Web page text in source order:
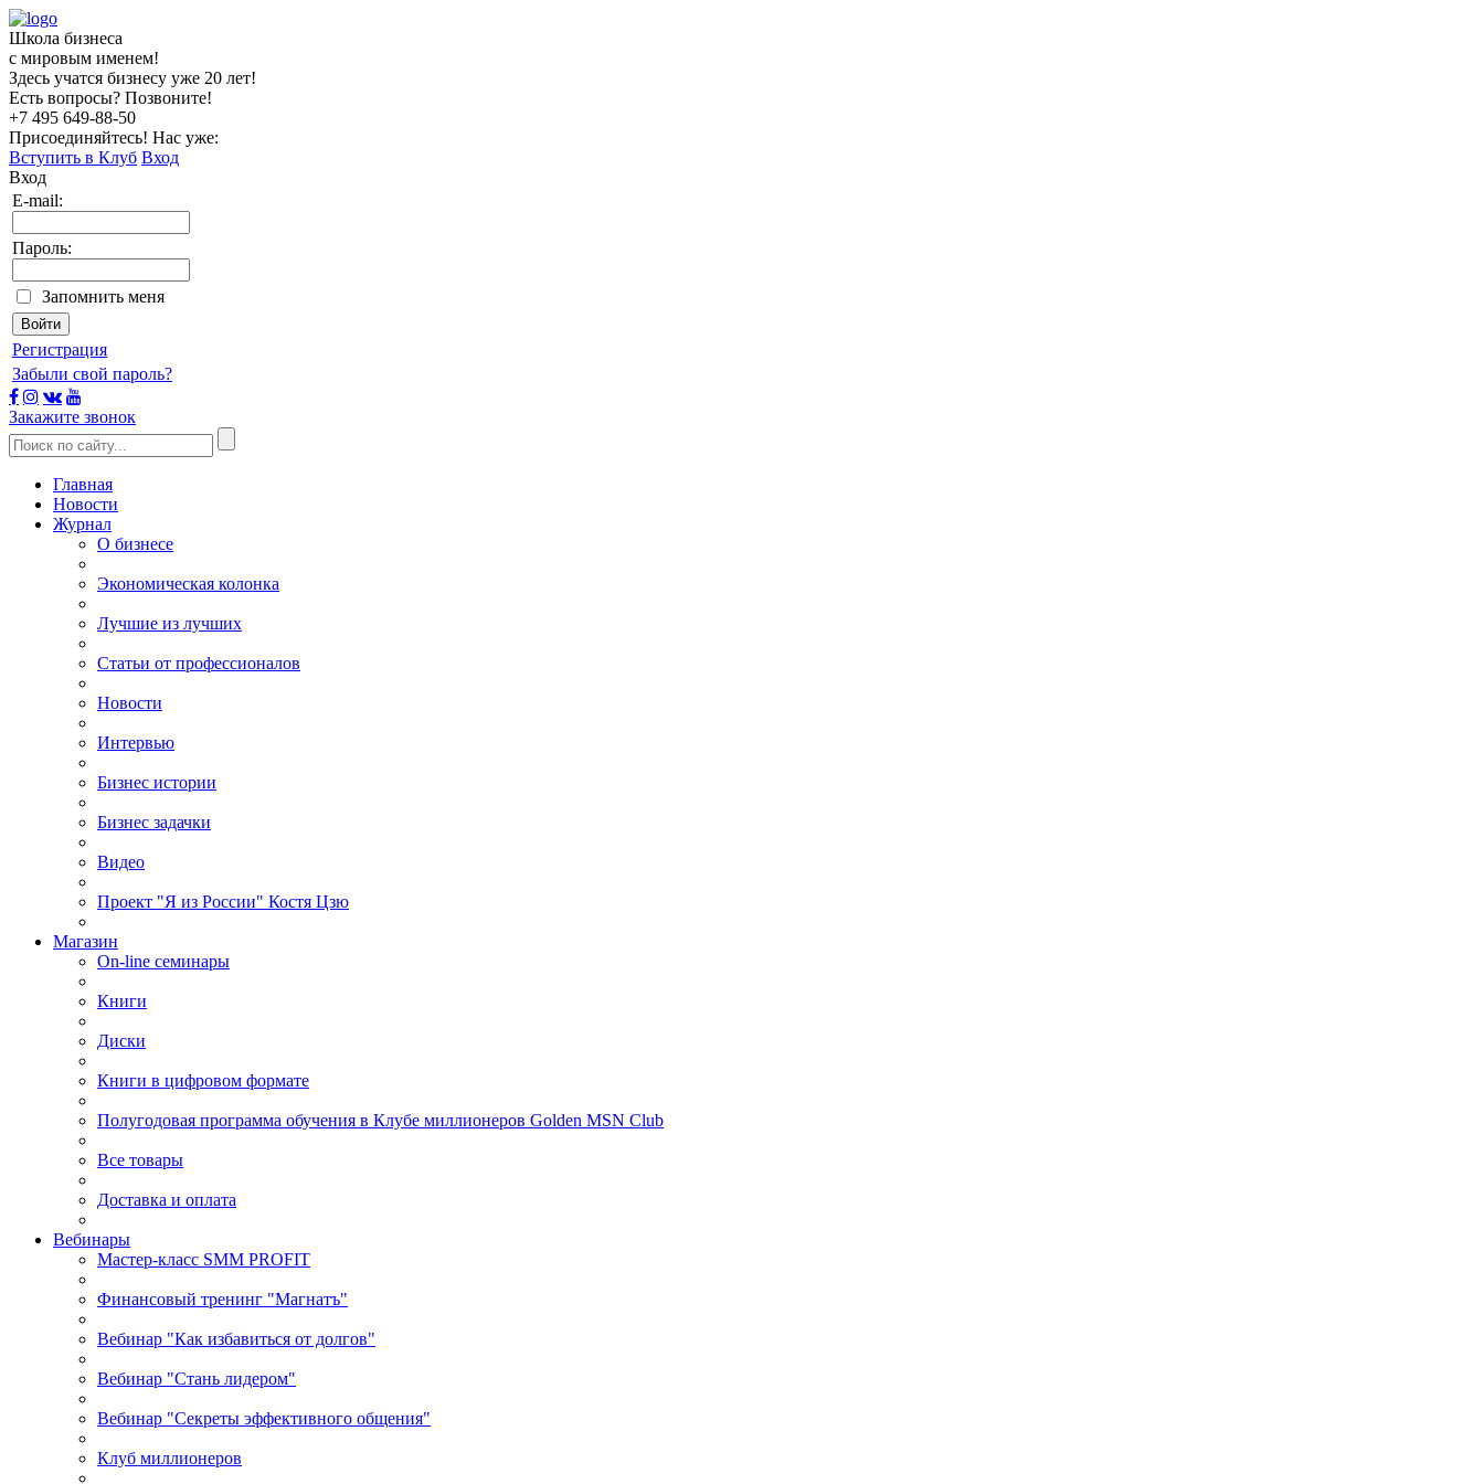
Школа бизнеса
с мировым именем!
Здесь учатся бизнесу уже 20 лет!
Есть вопросы? Позвоните!
+7 495 649-88-50
Присоединяйтесь! Нас уже:
Вступить в Клуб Вход
Вход
E-mail:
Пароль:
Запомнить меня
Регистрация
Забыли свой пароль?
Закажите звонок
Главная
Новости
Журнал
О бизнесе
Экономическая колонка
Лучшие из лучших
Статьи от профессионалов
Новости
Интервью
Бизнес истории
Бизнес задачки
Видео
Проект "Я из России" Костя Цзю
Магазин
On-line семинары
Книги
Диски
Книги в цифровом формате
Полугодовая программа обучения в Клубе миллионеров Golden MSN Club
Все товары
Доставка и оплата
Вебинары
Мастер-класс SMM PROFIT
Финансовый тренинг "Магнатъ"
Вебинар "Как избавиться от долгов"
Вебинар "Стань лидером"
Вебинар "Секреты эффективного общения"
Клуб миллионеров